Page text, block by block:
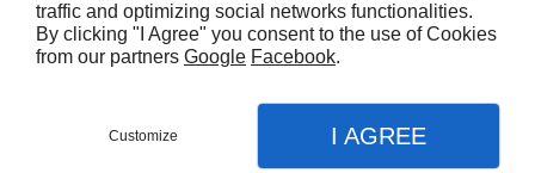
Contactez-nous
Mentions légales
Plan du site
traffic and optimizing social networks functionalities.
By clicking "I Agree" you consent to the use of Cookies
from our partners Google Facebook.
Customize I AGREE